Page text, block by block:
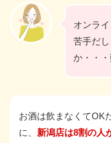
オンラ
苦手だ
か・・・
お酒は飲まなくてOK
に、 新潟店は8割の人